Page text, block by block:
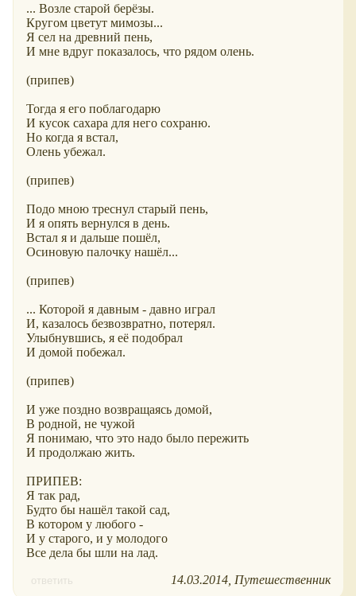
... Возле старой берёзы.
Кругом цветут мимозы...
Я сел на древний пень,
И мне вдруг показалось, что рядом олень.
(припев)
Тогда я его поблагодарю
И кусок сахара для него сохраню.
Но когда я встал,
Олень убежал.
(припев)
Подо мною треснул старый пень,
И я опять вернулся в день.
Встал я и дальше пошёл,
Осиновую палочку нашёл...
(припев)
... Которой я давным - давно играл
И, казалось безвозвратно, потерял.
Улыбнувшись, я её подобрал
И домой побежал.
(припев)
И уже поздно возвращаясь домой,
В родной, не чужой
Я понимаю, что это надо было пережить
И продолжаю жить.
ПРИПЕВ:
Я так рад,
Будто бы нашёл такой сад,
В котором у любого -
И у старого, и у молодого
Все дела бы шли на лад.
ответить 14.03.2014 Путешественник